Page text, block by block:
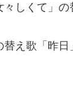
しくて」の
替え歌「昨日